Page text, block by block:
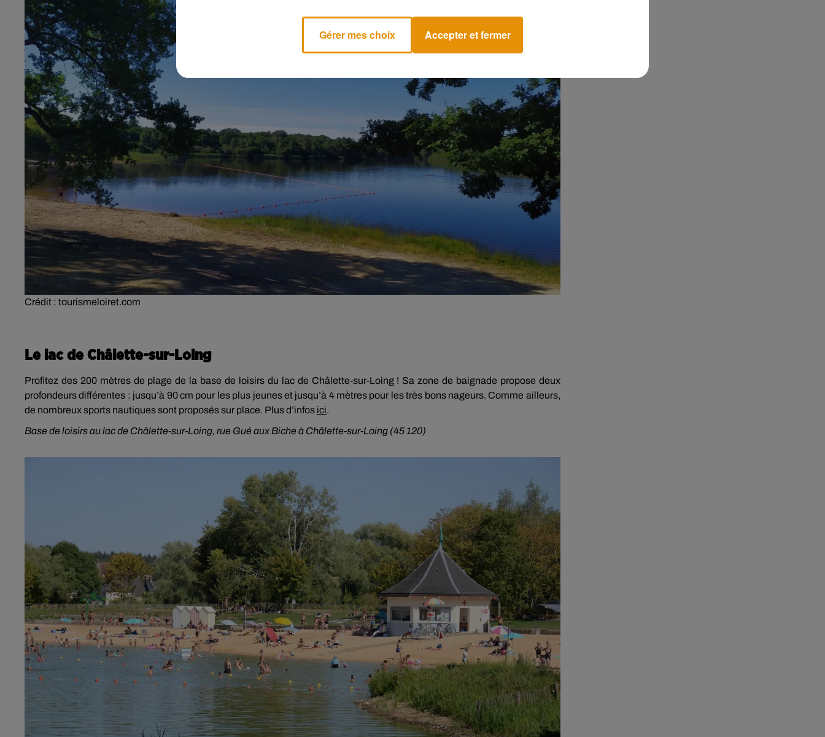
Crédit : tourismeloiret.com
Le lac de Châlette-sur-Loing
Profitez des 200 mètres de plage de la base de loisirs du lac de Châlette-sur-Loing ! Sa zone de baignade propose deux
profondeurs différentes : jusqu’à 90 cm pour les plus jeunes et jusqu’à 4 mètres pour les très bons nageurs. Comme ailleurs,
de nombreux sports nautiques sont proposés sur place. Plus d’infos ici.
Base de loisirs au lac de Châlette-sur-Loing, rue Gué aux Biche à Châlette-sur-Loing (45 120)
Gérer mes choix Accepter et fermer